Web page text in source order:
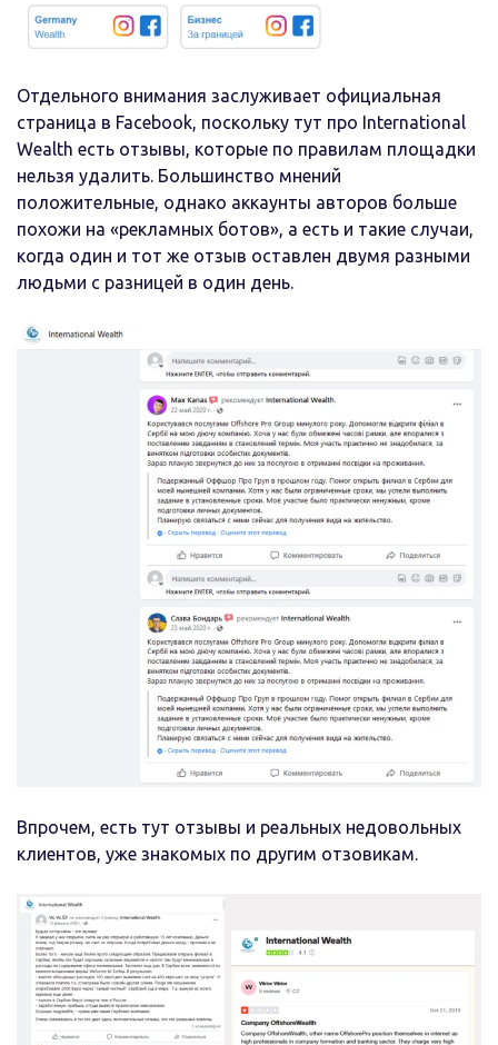
Отдельного внимания заслуживает официальная
страница в Facebook, поскольку тут про International
Wealth есть отзывы, которые по правилам площадки
нельзя удалить. Большинство мнений
положительные, однако аккаунты авторов больше
похожи на «рекламных ботов», а есть и такие случаи,
когда один и тот же отзыв оставлен двумя разными
людьми с разницей в один день.
Впрочем, есть тут отзывы и реальных недовольных
клиентов, уже знакомых по другим отзовикам.